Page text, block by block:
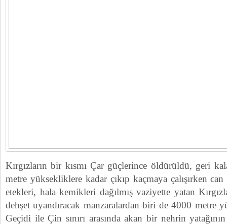
Kırgızların bir kısmı Çar güçlerince öldürüldü, geri
metre yüksekliklere kadar çıkıp kaçmaya çalışırken
etekleri, hala kemikleri dağılmış vaziyette yatan
dehşet uyandıracak manzaralardan biri de 4000 metre
Geçidi ile Çin sınırı arasında akan bir nehrin